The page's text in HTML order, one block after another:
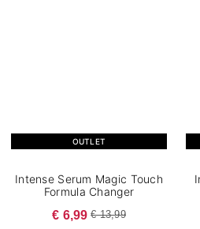
OUTLET
Intense Serum Magic Touch
Formula Changer
€ 6,99 € 13,99